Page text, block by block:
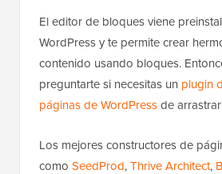
El editor de bloques viene
WordPress y te permite crear
contenido usando bloques.
preguntarte si necesitas un plugin
páginas de WordPressde
Los mejores constructores de
como SeedProd,Thrive Architect,